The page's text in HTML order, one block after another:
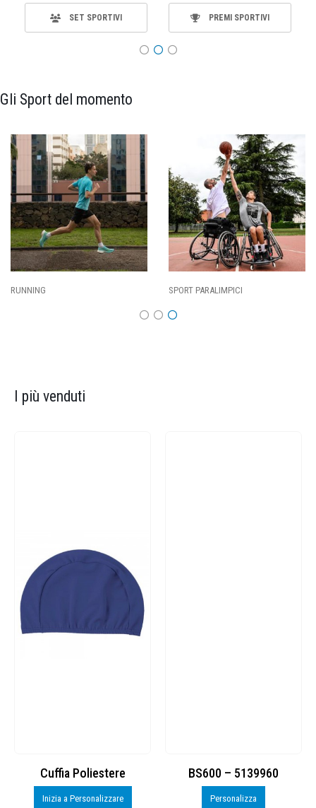
SET SPORTIVI PREMI SPORTIVI
Gli Sport del momento
RUNNING SPORT PARALIMPICI
I più venduti
Cuffia Poliestere
Inizia a Personalizzare
BS600 – 5139960
Personalizza